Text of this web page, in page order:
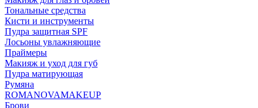
Тональные средства
Кисти и инструменты
Пудра защитная SPF
Лосьоны увлажняющие
Праймеры
Макияж и уход для губ
Пудра матирующая
Румяна
ROMANOVAMAKEUP
Брови